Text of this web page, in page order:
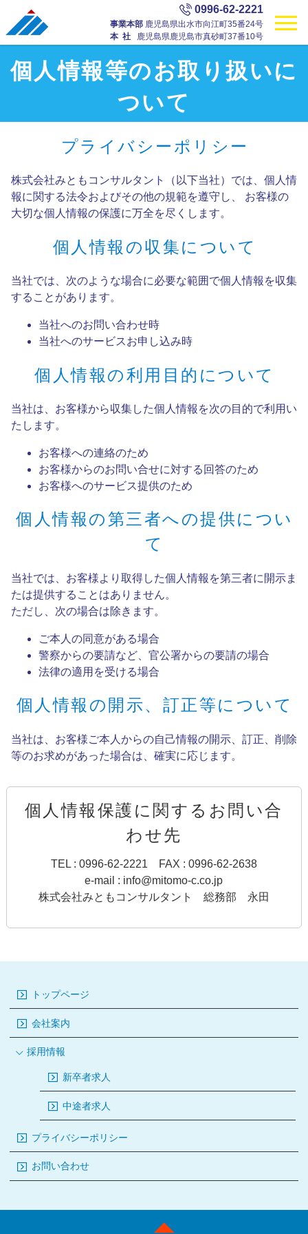
0996-62-2221
事業本部 鹿児島県出水市向江町35番24号
本社
鹿児島県鹿児島市真砂町37番10号
個人情報等のお取り扱いに
ついて
プライバシーポリシー
株式会社みともコンサルタント（以下当社）では、個人情
報に関する法令およびその他の規範を遵守し、 お客様の
大切な個人情報の保護に万全を尽くします。
個人情報の収集について
当社では、次のような場合に必要な範囲で個人情報を収集
することがあります。
当社へのお問い合わせ時
当社へのサービスお申し込み時
個人情報の利用目的について
当社は、お客様から収集した個人情報を次の目的で利用い
たします。
お客様への連絡のため
お客様からのお問い合せに対する回答のため
お客様へのサービス提供のため
個人情報の第三者への提供につい
て
当社では、お客様より取得した個人情報を第三者に開示ま
たは提供することはありません。
ただし、次の場合は除きます。
ご本人の同意がある場合
警察からの要請など、官公署からの要請の場合
法律の適用を受ける場合
個人情報の開示、訂正等について
当社は、お客様ご本人からの自己情報の開示、訂正、削除
等のお求めがあった場合は、確実に応じます。
個人情報保護に関するお問い合
わせ先
TEL : 0996-62-2221 FAX : 0996-62-2638
e-mail : info@mitomo-c.co.jp
株式会社みともコンサルタント 総務部 永田
トップページ
会社案内
採用情報
新卒者求人
中途者求人
プライバシーポリシー
お問い合わせ